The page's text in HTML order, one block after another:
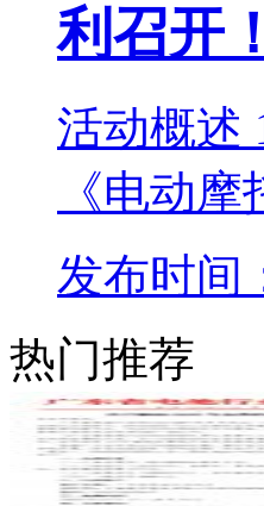
利召开！
活动概述
《电动
发布时间
热门推荐